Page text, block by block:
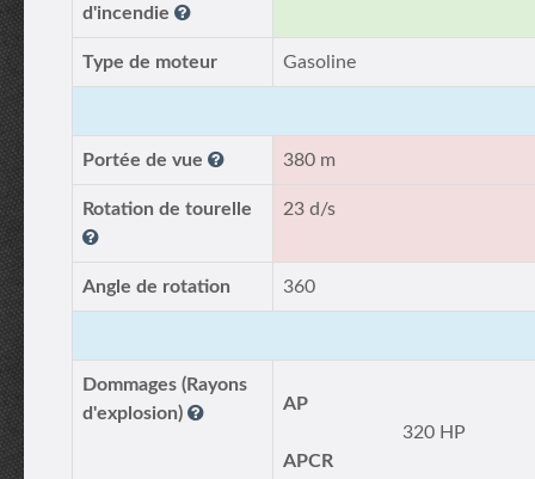
d'incendie
Type de moteur Gasoline
Portée de vue 380 m
Rotation de tourelle 23 d/s
Angle de rotation 360
Dommages (Rayons
d'explosion)
AP
320 HP
APCR